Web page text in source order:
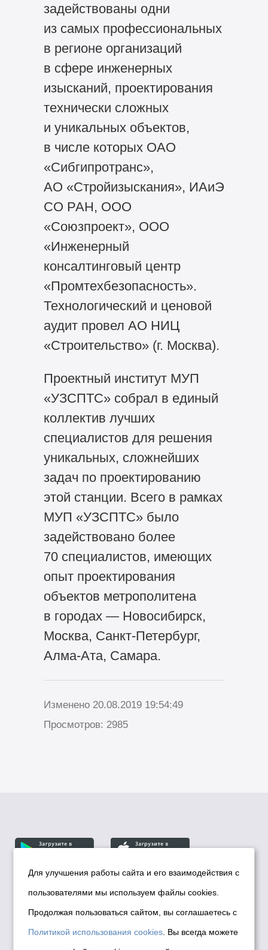
задействованы одни
из самых профессиональных
в регионе организаций
в сфере инженерных
изысканий, проектирования
технически сложных
и уникальных объектов,
в числе которых ОАО
«Сибгипротранс»,
АО «Стройизыскания», ИАиЭ
СО РАН, ООО
«Союзпроект», ООО
«Инженерный
консалтинговый центр
«Промтехбезопасность».
Технологический и ценовой
аудит провел АО НИЦ
«Строительство» (г. Москва).
Проектный институт МУП
«УЗСПТС» собрал в единый
коллектив лучших
специалистов для решения
уникальных, сложнейших
задач по проектированию
этой станции. Всего в рамках
МУП «УЗСПТС» было
задействовано более
70 специалистов, имеющих
опыт проектирования
объектов метрополитена
в городах — Новосибирск,
Москва, Санкт-Петербург,
Алма-Ата, Самара.
Изменено 20.08.2019 19:54:49
Просмотров: 2985
© Департамент информационной политики мэрии
города Новосибирска, 2026
Политика использования Cookies
Для улучшения работы сайта и его взаимодействия с
пользователями мы используем файлы cookies.
Продолжая пользоваться сайтом, вы соглашаетесь с
Политикой использования cookies . Вы всегда можете